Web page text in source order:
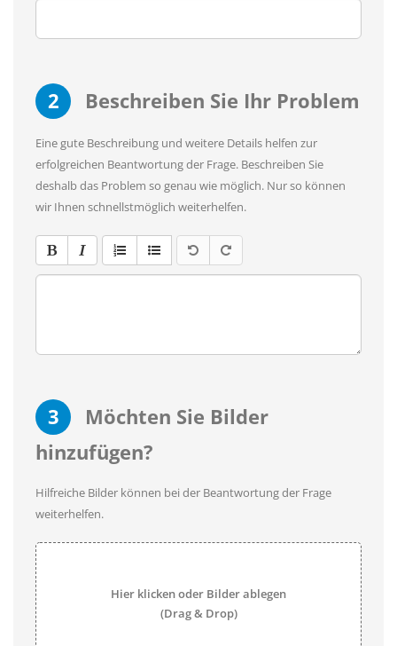
2 Beschreiben Sie Ihr Problem
Eine gute Beschreibung und weitere Details helfen zur
erfolgreichen Beantwortung der Frage. Beschreiben Sie
deshalb das Problem so genau wie möglich. Nur so können
wir Ihnen schnellstmöglich weiterhelfen.
3
Möchten Sie Bilder
hinzufügen?
Hilfreiche Bilder können bei der Beantwortung der Frage
weiterhelfen.
Hier klicken oder Bilder ablegen
(Drag & Drop)